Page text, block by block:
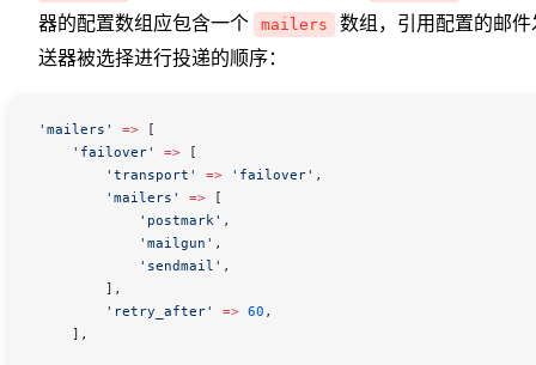
器的配置数组应包含一个
mailers
数组，引用配置的邮件
送器被选择进行投递的顺序：
'mailers' => [
    'failover'
=> [
        'transport'
=> 'failover' ,
        'mailers'
=> [
            'postmark'
,
            'mailgun'
,
            'sendmail'
,
        ],
        'retry_after'
=> 60 ,
    ],